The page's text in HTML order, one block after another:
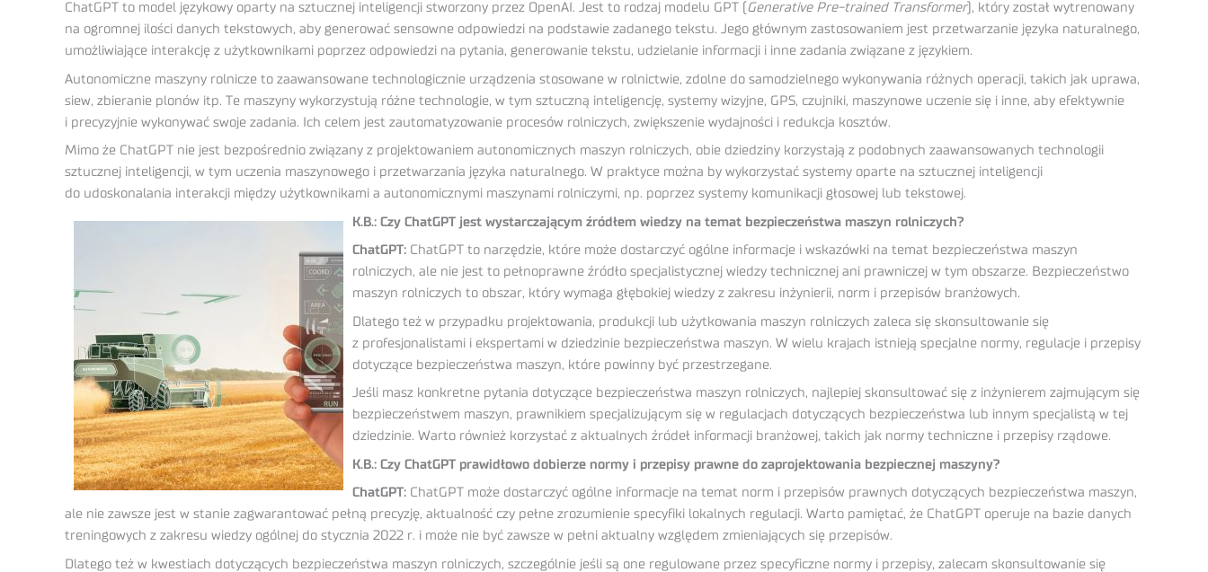
ChatGPT to model językowy oparty na sztucznej inteligencji stworzony przez OpenAI. Jest to rodzaj modelu GPT ( Generative Pre-trained Transformer), który został wytrenowany
na ogromnej ilości danych tekstowych, aby generować sensowne odpowiedzi na podstawie zadanego tekstu. Jego głównym zastosowaniem jest przetwarzanie języka naturalnego,
umożliwiające interakcję z użytkownikami poprzez odpowiedzi na pytania, generowanie tekstu, udzielanie informacji i inne zadania związane z językiem.
Autonomiczne maszyny rolnicze to zaawansowane technologicznie urządzenia stosowane w rolnictwie, zdolne do samodzielnego wykonywania różnych operacji, takich jak uprawa,
siew, zbieranie plonów itp. Te maszyny wykorzystują różne technologie, w tym sztuczną inteligencję, systemy wizyjne, GPS, czujniki, maszynowe uczenie się i inne, aby efektywnie
i precyzyjnie wykonywać swoje zadania. Ich celem jest zautomatyzowanie procesów rolniczych, zwiększenie wydajności i redukcja kosztów.
Mimo że ChatGPT nie jest bezpośrednio związany z projektowaniem autonomicznych maszyn rolniczych, obie dziedziny korzystają z podobnych zaawansowanych technologii
sztucznej inteligencji, w tym uczenia maszynowego i przetwarzania języka naturalnego. W praktyce można by wykorzystać systemy oparte na sztucznej inteligencji
do udoskonalania interakcji między użytkownikami a autonomicznymi maszynami rolniczymi, np. poprzez systemy komunikacji głosowej lub tekstowej.
K.B.: Czy ChatGPT jest wystarczającym źródłem wiedzy na temat bezpieczeństwa maszyn rolniczych?
ChatGPT: ChatGPT to narzędzie, które może dostarczyć ogólne informacje i wskazówki na temat bezpieczeństwa maszyn
rolniczych, ale nie jest to pełnoprawne źródło specjalistycznej wiedzy technicznej ani prawniczej w tym obszarze. Bezpieczeństwo
maszyn rolniczych to obszar, który wymaga głębokiej wiedzy z zakresu inżynierii, norm i przepisów branżowych.
Dlatego też w przypadku projektowania, produkcji lub użytkowania maszyn rolniczych zaleca się skonsultowanie się
z profesjonalistami i ekspertami w dziedzinie bezpieczeństwa maszyn. W wielu krajach istnieją specjalne normy, regulacje i przepisy
dotyczące bezpieczeństwa maszyn, które powinny być przestrzegane.
Jeśli masz konkretne pytania dotyczące bezpieczeństwa maszyn rolniczych, najlepiej skonsultować się z inżynierem zajmującym się
bezpieczeństwem maszyn, prawnikiem specjalizującym się w regulacjach dotyczących bezpieczeństwa lub innym specjalistą w tej
dziedzinie. Warto również korzystać z aktualnych źródeł informacji branżowej, takich jak normy techniczne i przepisy rządowe.
K.B.: Czy ChatGPT prawidłowo dobierze normy i przepisy prawne do zaprojektowania bezpiecznej maszyny?
ChatGPT: ChatGPT może dostarczyć ogólne informacje na temat norm i przepisów prawnych dotyczących bezpieczeństwa maszyn,
ale nie zawsze jest w stanie zagwarantować pełną precyzję, aktualność czy pełne zrozumienie specyfiki lokalnych regulacji. Warto pamiętać, że ChatGPT operuje na bazie danych
treningowych z zakresu wiedzy ogólnej do stycznia 2022 r. i może nie być zawsze w pełni aktualny względem zmieniających się przepisów.
Dlatego też w kwestiach dotyczących bezpieczeństwa maszyn rolniczych, szczególnie jeśli są one regulowane przez specyficzne normy i przepisy, zalecam skonsultowanie się